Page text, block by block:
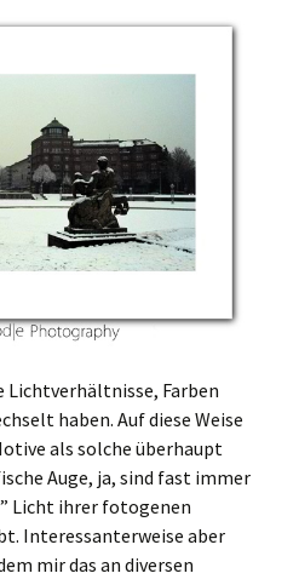
Lichtverhältnisse, Farben
haben. Auf diese Weise
als solche überhaupt
Auge, ja, sind fast immer
Licht ihrer fotogenen
Interessanterweise aber
mir das an diversen